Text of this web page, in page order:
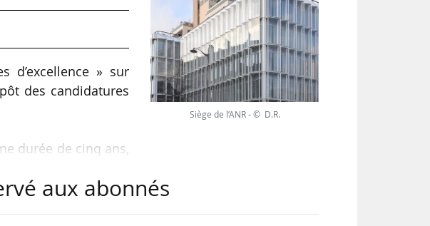
d’excellence » sur
des candidatures
durée de cinq ans,
Siège de l’ANR - © D.R.
aux abonnés